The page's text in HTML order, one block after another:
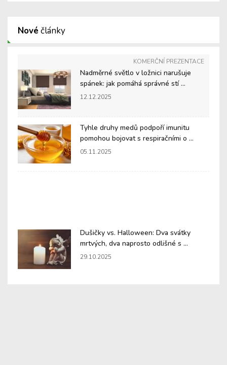
Nové články
KOMERČNÍ PREZENTACE
Nadměrné světlo v ložnici narušuje
spánek: jak pomáhá správné stí ...
12.12.2025
Tyhle druhy medů podpoří imunitu
pomohou bojovat s respiračními o ...
05.11.2025
Dušičky vs. Halloween: Dva svátky
mrtvých, dva naprosto odlišné s ...
29.10.2025